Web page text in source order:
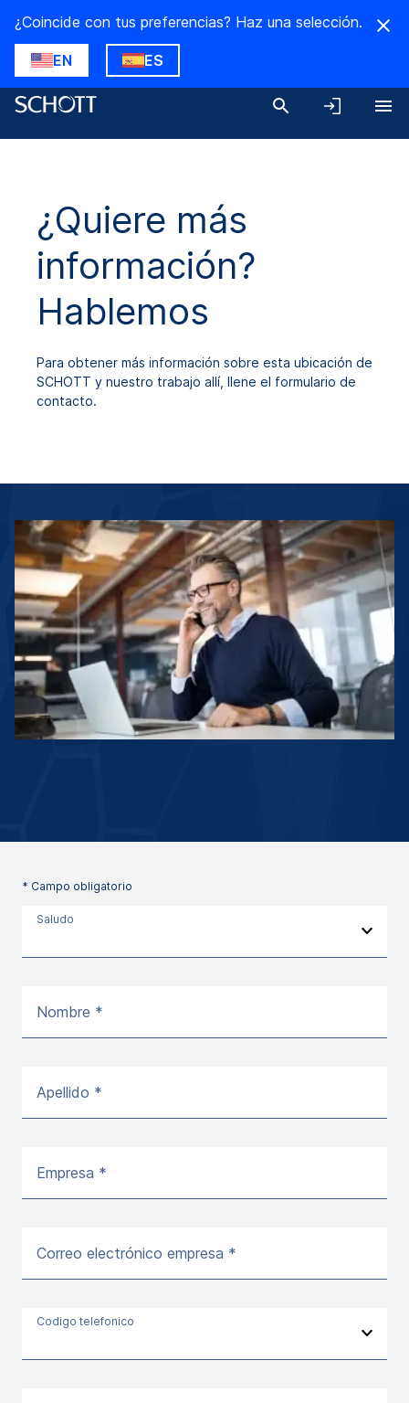
¿Coincide con tus preferencias? Haz una selección.
EN ES
¿Quiere más
información?
Hablemos
Para obtener más información sobre esta ubicación de
SCHOTT y nuestro trabajo allí, llene el formulario de
contacto.
* Campo obligatorio
Saludo
Nombre *
Apellido *
Empresa *
Correo electrónico empresa *
Codigo telefonico